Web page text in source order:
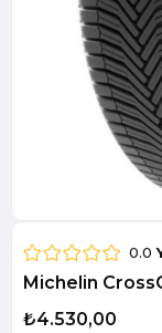
0.0
Michelin
₺4.530,00